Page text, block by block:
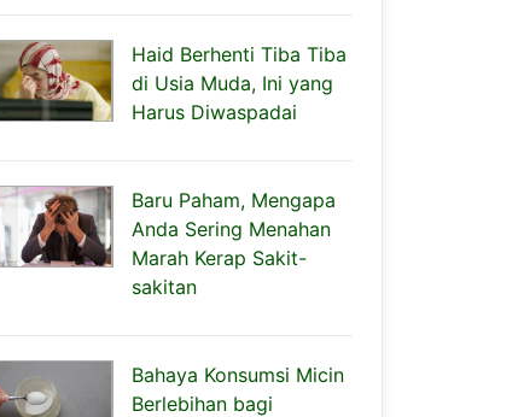
Haid Berhenti Tiba Tiba
di Usia Muda, Ini yang
Harus Diwaspadai
Baru Paham, Mengapa
Anda Sering Menahan
Marah Kerap Sakit-
sakitan
Bahaya Konsumsi Micin
Berlebihan bagi